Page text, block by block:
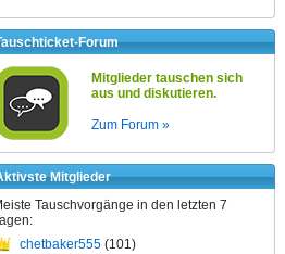
Forum
Mitglieder tauschen sich
aus und diskutieren.
Zum Forum »
Mitglieder
Tauschvorgänge in den letzten 7
chetbaker555 (101)